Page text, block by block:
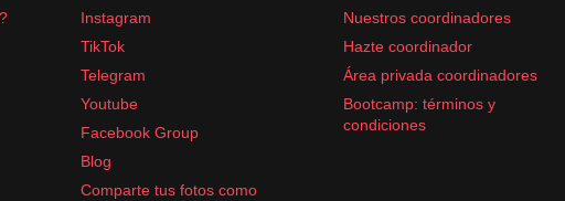
Instagram
TikTok
Telegram
Youtube
Facebook Group
Blog
Comparte tus fotos como
Nuestros coordinadores
Hazte coordinador
Área privada coordinadores
Bootcamp: términos y
condiciones